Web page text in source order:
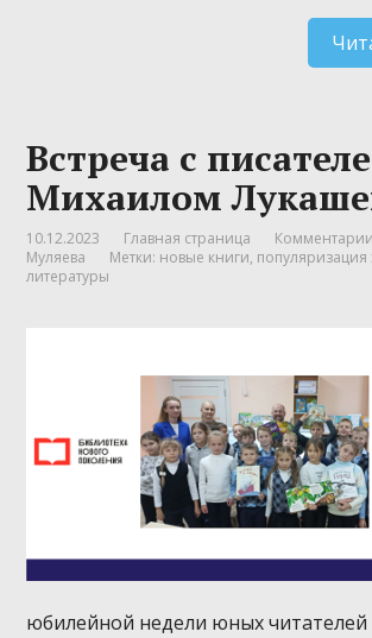
Встреча с
Михаилом
10.12.2023 Главная страница
Муляева
Метки: новые книги, популяризация
литературы
юбилейной недели юных